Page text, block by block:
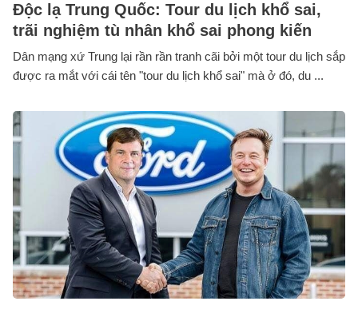
Độc lạ Trung Quốc: Tour du lịch khổ sai,
trãi nghiệm tù nhân khổ sai phong kiến
Dân mạng xứ Trung lại rần rần tranh cãi bởi một tour du lịch sắp
được ra mắt với cái tên "tour du lịch khổ sai" mà ở đó, du ...